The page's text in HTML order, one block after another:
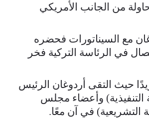
من الجانب الأمريكي
مع السيناتورات فحضره
في الرئاسة التركية فخر
حيث التقى أردوغان الرئيس
وأعضاء مجلس
التشريعية) في آن معًا.